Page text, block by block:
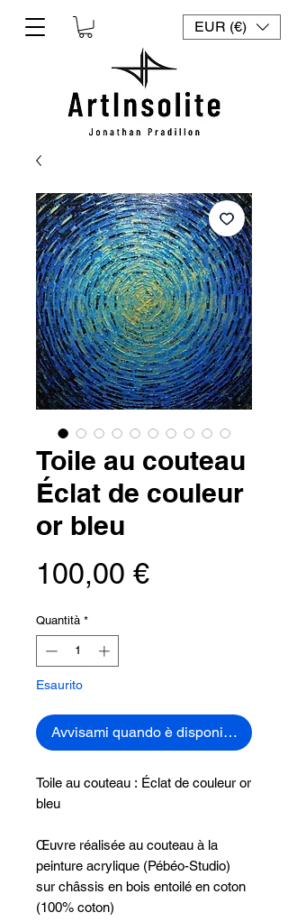
EUR (€)
Toile au couteau
Éclat de couleur
or bleu
100,00 €Prezzo
Quantità *
Esaurito
Avvisami quando è disponibile
Toile au couteau : Éclat de couleur or
bleu
Œuvre réalisée au couteau à la
peinture acrylique (Pébéo-Studio)
sur châssis en bois entoilé en coton
(100% coton)